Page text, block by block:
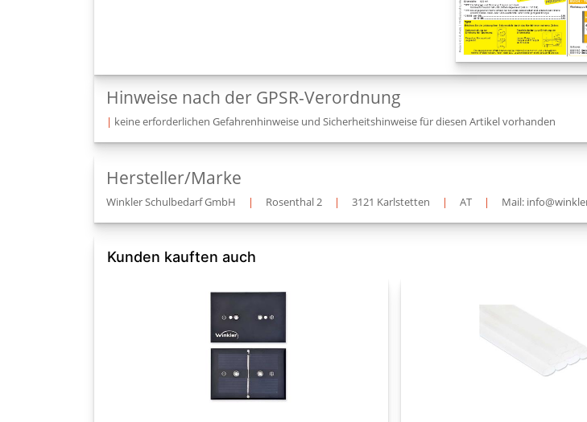
Hinweise nach der GPSR-Verordnung
| keine erforderlichen Gefahrenhinweise und Sicherheitshinweise für diesen Artikel vorhanden
Hersteller/Marke
Winkler Schulbedarf GmbH | Rosenthal 2 | 3121 Karlstetten | AT | Mail:
Kunden kauften auch